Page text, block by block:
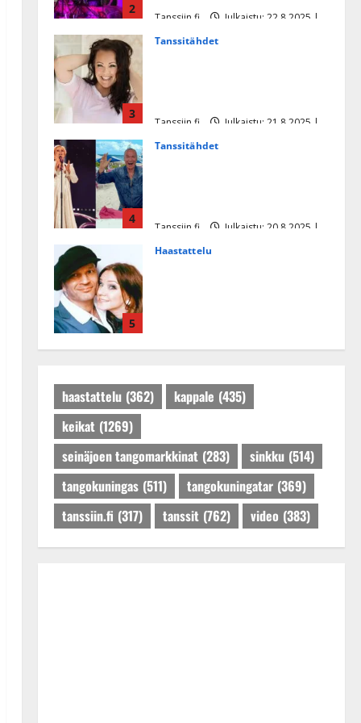
2
Tanssiin.fi
Julkaistu: 22.8.2025 |
3
Tanssitähdet
Tanssiin.fi
Julkaistu: 21.8.2025 |
4
Tanssitähdet
Tanssiin.fi
Julkaistu: 20.8.2025 |
5
Haastattelu
Tanssiin.fi
Julkaistu: 27.4.2025 |
haastattelu (362) kappale (435)
keikat (1269)
seinäjoen tangomarkkinat (283) sinkku (514)
tangokuningas (511) tangokuningatar (369)
tanssiin.fi (317) tanssit (762) video (383)